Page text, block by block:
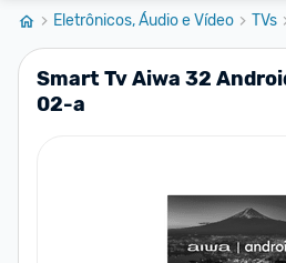
Eletrônicos, Áudio e Vídeo TVs
Smart Tv Aiwa 32
02-a